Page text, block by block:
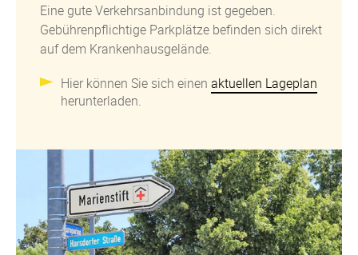
Eine gute Verkehrsanbindung ist gegeben.
Gebührenpflichtige Parkplätze befinden sich direkt
auf dem Krankenhausgelände.
Hier können Sie sich einen aktuellen Lageplan
herunterladen.